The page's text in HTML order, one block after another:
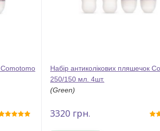
Comotomo
Набір антиколікових пляшечок
250/150 мл. 4шт.
(Green)
3320 грн.